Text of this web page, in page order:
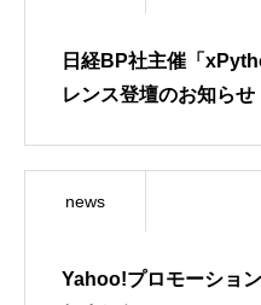
日経BP社主催「
レンス登壇のお知らせ
news
Yahoo!プロモーショ